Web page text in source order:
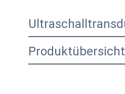
Produktübersicht